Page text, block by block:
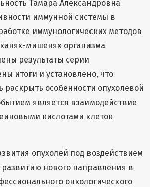
Тамара Александровна
иммунной системы в
иммунологических методов
мишенях организма
результаты серии
итоги и установлено, что
раскрыть особенности опухолевой
является взаимодействие
кислотами клеток
опухолей под воздействием
нового направления в
онкологического